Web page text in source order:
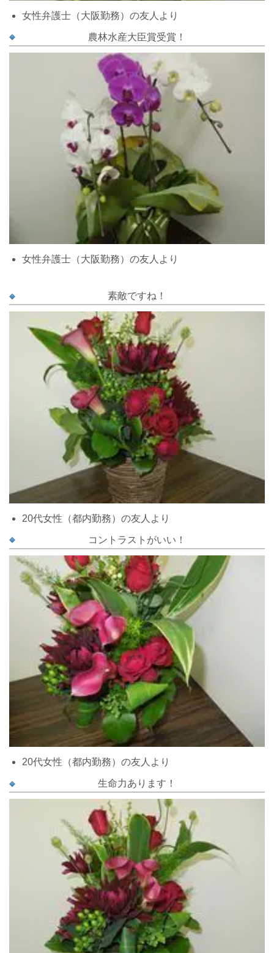
女性弁護士（大阪勤務）の友人より
農林水産大臣賞受賞！
女性弁護士（大阪勤務）の友人より
素敵ですね！
20代女性（都内勤務）の友人より
コントラストがいい！
20代女性（都内勤務）の友人より
生命力あります！